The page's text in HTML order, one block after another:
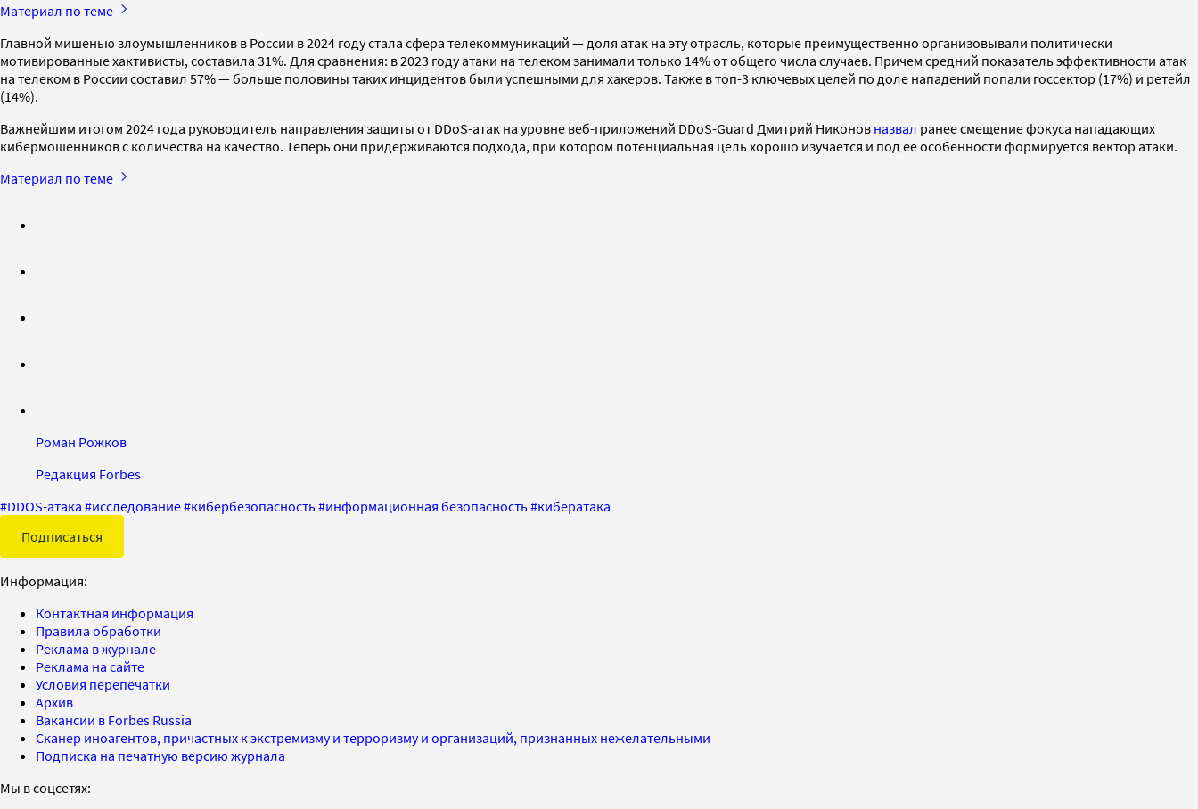
Материал по теме
Главной мишенью злоумышленников в России в 2024 году стала сфера телекоммуникаций — доля атак на эту отрасль, которые преимущественно организовывали политически
мотивированные хактивисты, составила 31%. Для сравнения: в 2023 году атаки на телеком занимали только 14% от общего числа случаев. Причем средний показатель эффективности атак
на телеком в России составил 57% — больше половины таких инцидентов были успешными для хакеров. Также в топ-3 ключевых целей по доле нападений попали госсектор (17%) и ретейл
(14%).
Важнейшим итогом 2024 года руководитель направления защиты от DDoS-атак на уровне веб-приложений DDoS-Guard Дмитрий Никонов назвал ранее смещение фокуса нападающих
кибермошенников с количества на качество. Теперь они придерживаются подхода, при котором потенциальная цель хорошо изучается и под ее особенности формируется вектор атаки.
Материал по теме
Роман Рожков
Редакция Forbes
#DDOS-атака #исследование#кибербезопасность#информационная безопасность#кибератака
Подписаться
Информация:
Контактная информация
Правила обработки
Реклама в журнале
Реклама на сайте
Условия перепечатки
Архив
Вакансии в Forbes Russia
Сканер иноагентов, причастных к экстремизму и терроризму и организаций, признанных нежелательными
Подписка на печатную версию журнала
Мы в соцсетях: